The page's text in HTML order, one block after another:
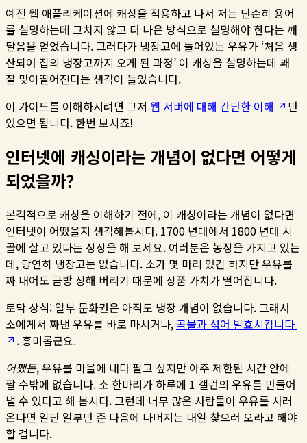
예전 웹 애플리케이션에 캐싱을 적용하고 나서 저는 단순히 용어
를 설명하는데 그치지 않고 더 나은 방식으로 설명해야 한다는 깨
달음을 얻었습니다. 그러다가 냉장고에 들어있는 우유가 ‘처음 생
산되어 집의 냉장고까지 오게 된 과정’ 이 캐싱을 설명하는데 꽤
잘 맞아떨어진다는 생각이 들었습니다.
이 가이드를 이해하시려면 그저 웹 서버에 대해 간단한 이해
만
있으면 됩니다. 한번 보시죠!
인터넷에 캐싱이라는 개념이 없다면 어떻게
되었을까?
본격적으로 캐싱을 이해하기 전에, 이 캐싱이라는 개념이 없다면
인터넷이 어땠을지 생각해봅시다. 1700 년대에서 1800 년대 시
골에 살고 있다는 상상을 해 보세요. 여러분은 농장을 가지고 있는
데, 당연히 냉장고는 없습니다. 소가 몇 마리 있긴 하지만 우유를
짜 내어도 금방 상해 버리기 때문에 상품 가치가 떨어집니다.
토막 상식: 일부 문화권은 아직도 냉장 개념이 없습니다. 그래서
소에게서 짜낸 우유를 바로 마시거나,곡물과 섞어 발효시킵니다
. 흥미롭군요.
어쨌든, 우유를 마을에 내다 팔고 싶지만 아주 제한된 시간 안에
팔 수밖에 없습니다. 소 한마리가 하루에 1 갤런의 우유를 만들어
낼 수 있다고 해 봅시다. 그런데 너무 많은 사람들이 우유를 사러
온다면 일단 일부만 준 다음에 나머지는 내일 찾으러 오라고 해야
할 겁니다.